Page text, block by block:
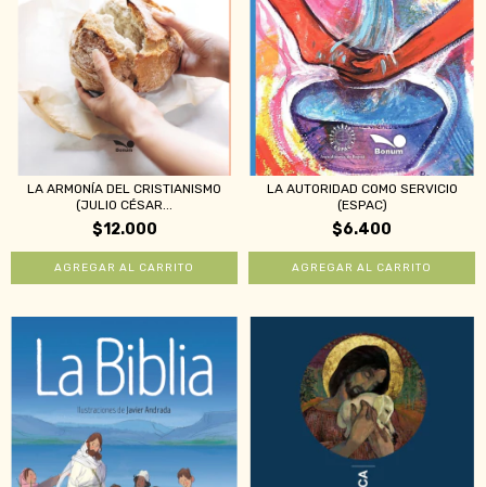
LA ARMONÍA DEL CRISTIANISMO
(JULIO CÉSAR...
$12.000
LA AUTORIDAD COMO SERVICIO
(ESPAC)
$6.400